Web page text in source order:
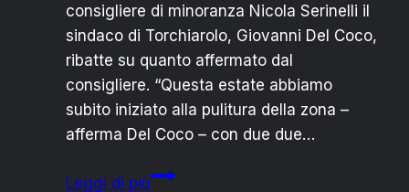
consigliere di minoranza Nicola Serinelli il
sindaco di Torchiarolo, Giovanni Del Coco,
ribatte su quanto affermato dal
consigliere. “Questa estate abbiamo
subito iniziato alla pulitura della zona –
afferma Del Coco – con due due…
Leggi di piùIL